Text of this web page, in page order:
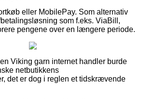
eller MobilePay. Som alternativ
som f.eks. ViaBill,
pengene over en længere periode.
Viking garn internet handler burde
netbutikkens
det er dog i reglen et tidskrævende